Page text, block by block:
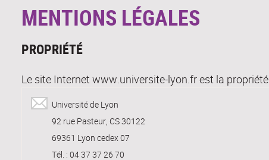
MENTIONS LÉGALES
PROPRIÉTÉ
Le site Internet www.universite-lyon.fr est la propriété
Université de Lyon
92 rue Pasteur, CS 30122
69361 Lyon cedex 07
Tél. : 04 37 37 26 70